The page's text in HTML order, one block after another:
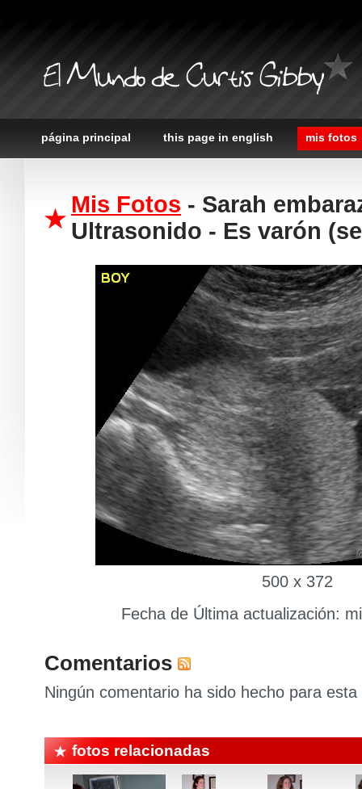
El Mundo de Curtis Gibby
página principal this page in english mis fotos
Mis Fotos - Sarah
Ultrasonido - Es varón
500 x 372
Fecha de Última actualización:
Comentarios
Ningún comentario ha sido hecho para esta
fotos relacionadas